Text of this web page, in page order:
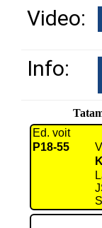
Video:
Info: